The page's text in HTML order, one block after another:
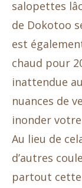
salopettes
de Dokotoo
est
chaud pour
inattendue
nuances de
inonder
Au lieu de
d’autres
partout cette